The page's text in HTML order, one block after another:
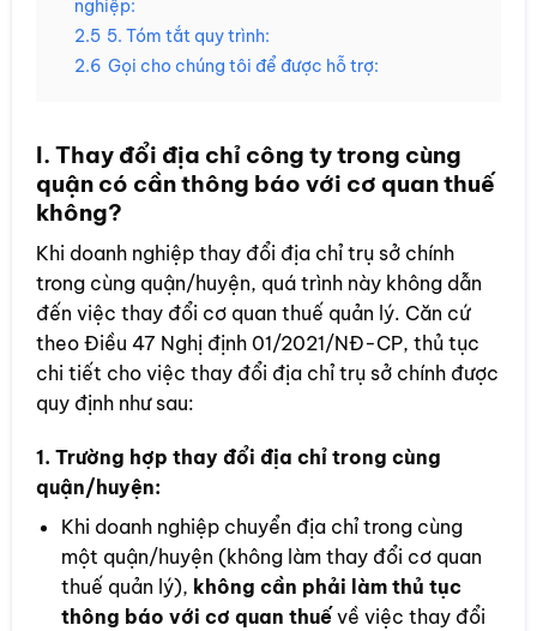
nghiệp:
2.5 5. Tóm tắt quy trình:
2.6 Gọi cho chúng tôi để được hỗ trợ:
I. Thay đổi địa chỉ công ty trong cùng
quận có cần thông báo với cơ quan thuế
không?
Khi doanh nghiệp thay đổi địa chỉ trụ sở chính
trong cùng quận/huyện, quá trình này không dẫn
đến việc thay đổi cơ quan thuế quản lý. Căn cứ
theo Điều 47 Nghị định 01/2021/NĐ-CP, thủ tục
chi tiết cho việc thay đổi địa chỉ trụ sở chính được
quy định như sau:
1. Trường hợp thay đổi địa chỉ trong cùng
quận/huyện:
Khi doanh nghiệp chuyển địa chỉ trong cùng
một quận/huyện (không làm thay đổi cơ quan
thuế quản lý), không cần phải làm thủ tục
thông báo với cơ quan thuếvề việc thay đổi